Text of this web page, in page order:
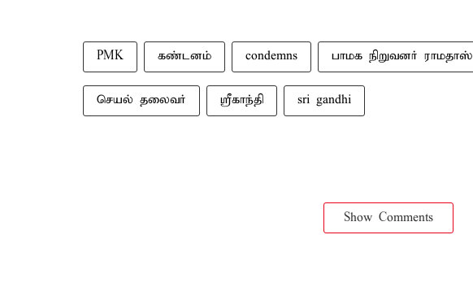
PMK கண்டனம் condemns பாமக நிறுவனர் ராமதாஸ்
செயல் தலைவர் ஸ்ரீகாந்தி sri gandhi
Show Comments